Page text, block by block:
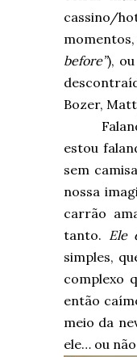
cassino/
before”),
Bozer,
estou
sem
nossa
carrão
tanto. Ele
simples,
complexo
então
meio da
ele… ou